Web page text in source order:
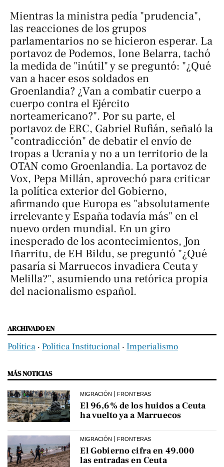
Mientras la ministra pedía "prudencia",
las reacciones de los grupos
parlamentarios no se hicieron esperar. La
portavoz de Podemos, Ione Belarra, tachó
la medida de "inútil" y se preguntó: "¿Qué
van a hacer esos soldados en
Groenlandia? ¿Van a combatir cuerpo a
cuerpo contra el Ejército
norteamericano?". Por su parte, el
portavoz de ERC, Gabriel Rufián, señaló la
"contradicción" de debatir el envío de
tropas a Ucrania y no a un territorio de la
OTAN como Groenlandia. La portavoz de
Vox, Pepa Millán, aprovechó para criticar
la política exterior del Gobierno,
afirmando que Europa es "absolutamente
irrelevante y España todavía más" en el
nuevo orden mundial. En un giro
inesperado de los acontecimientos, Jon
Iñarritu, de EH Bildu, se preguntó "¿Qué
pasaría si Marruecos invadiera Ceuta y
Melilla?", asumiendo una retórica propia
del nacionalismo español.
ARCHIVADO EN
Política ‧ Política Institucional ‧ Imperialismo
MÁS NOTICIAS
MIGRACIÓN FRONTERAS
El 96,6% de los huidos a Ceuta
ha vuelto ya a Marruecos
MIGRACIÓN FRONTERAS
El Gobierno cifra en 49.000
las entradas en Ceuta